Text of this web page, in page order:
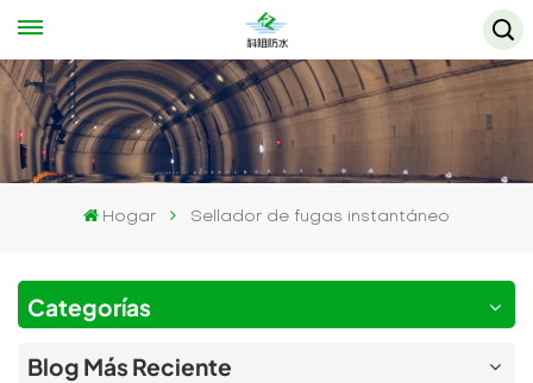
Hogar Sellador de fugas instantáneo
Categorías
Blog Más Reciente